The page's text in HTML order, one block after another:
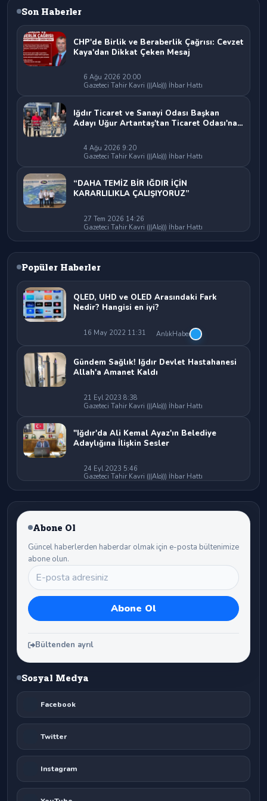
Son Haberler
CHP'de Birlik ve Beraberlik Çağrısı: Cevzet
Kaya'dan Dikkat Çeken Mesaj
6 Ağu 2026 20:00
Gazeteci Tahir Kavri (((Alo))) İhbar Hattı
Iğdır Ticaret ve Sanayi Odası Başkan
Adayı Uğur Artantaş'tan Ticaret Odası'na
Bırakılamaz"
4 Ağu 2026 9:20
Gazeteci Tahir Kavri (((Alo))) İhbar Hattı
“DAHA TEMİZ BİR IĞDIR İÇİN
KARARLILIKLA ÇALIŞIYORUZ”
27 Tem 2026 14:26
Gazeteci Tahir Kavri (((Alo))) İhbar Hattı
Popüler Haberler
QLED, UHD ve OLED Arasındaki Fark
Nedir? Hangisi en iyi?
16 May 2022 11:31 AnlıkHaber
Gündem Sağlık! Iğdır Devlet Hastahanesi
Allah'a Amanet Kaldı
21 Eyl 2023 8:38
Gazeteci Tahir Kavri (((Alo))) İhbar Hattı
"Iğdır'da Ali Kemal Ayaz'ın Belediye
Adaylığına İlişkin Sesler
24 Eyl 2023 5:46
Gazeteci Tahir Kavri (((Alo))) İhbar Hattı
Abone Ol
Güncel haberlerden haberdar olmak için e-posta bültenimize
abone olun.
Bültenden ayrıl
Sosyal Medya
Facebook
Twitter
Instagram